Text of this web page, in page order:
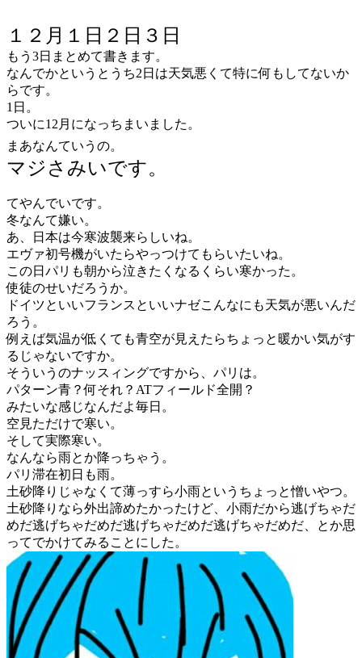
１２月１日２日３日
もう3日まとめて書きます。
なんでかというとうち2日は天気悪くて特に何もしてないか
らです。
1日。
ついに12月になっちまいました。
まあなんていうの。
マジさみいです。
てやんでいです。
冬なんて嫌い。
あ、日本は今寒波襲来らしいね。
エヴァ初号機がいたらやっつけてもらいたいね。
この日パリも朝から泣きたくなるくらい寒かった。
使徒のせいだろうか。
ドイツといいフランスといいナゼこんなにも天気が悪いんだ
ろう。
例えば気温が低くても青空が見えたらちょっと暖かい気がす
るじゃないですか。
そういうのナッスィングですから、パリは。
パターン青？何それ？ATフィールド全開？
みたいな感じなんだよ毎日。
空見ただけで寒い。
そして実際寒い。
なんなら雨とか降っちゃう。
パリ滞在初日も雨。
土砂降りじゃなくて薄っすら小雨というちょっと憎いやつ。
土砂降りなら外出諦めたかったけど、小雨だから逃げちゃだ
めだ逃げちゃだめだ逃げちゃだめだ逃げちゃだめだ、とか思
ってでかけてみることにした。